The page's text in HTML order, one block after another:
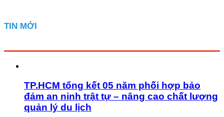
TIN MỚI
TP.HCM tổng kết 05 năm phối hợp bảo
đảm an ninh trật tự – nâng cao chất lượng
quản lý du lịch